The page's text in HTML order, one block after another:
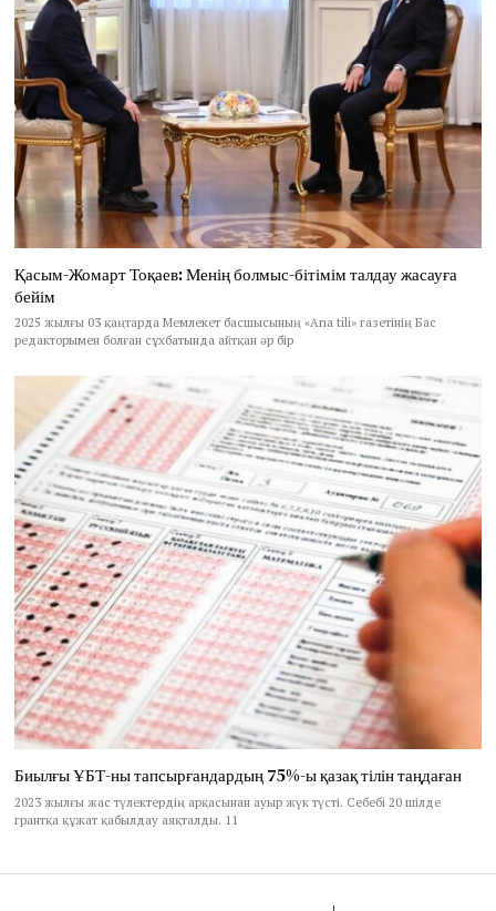
Қасым-Жомарт Тоқаев: Менің болмыс-бітімім талдау жасауға
бейім
2025 жылғы 03 қаңтарда Мемлекет басшысының «Ana tili» газетінің Бас
редакторымен болған сұхбатында айтқан әр бір
Биылғы ҰБТ-ны тапсырғандардың 75%-ы қазақ тілін таңдаған
2023 жылғы жас түлектердің арқасынан ауыр жүк түсті. Себебі 20 шілде
грантқа құжат қабылдау аяқталды. 11